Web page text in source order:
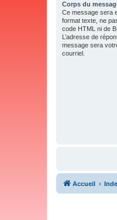
Corps du
Ce message sera
format texte, ne
code HTML ni de
L’adresse de
message sera
courriel.
Accueil